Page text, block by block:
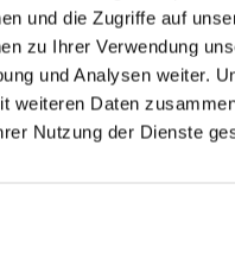
und die Zugriffe auf
zu Ihrer Verwendung
und Analysen weiter.
weiteren Daten
Nutzung der Dienste
*